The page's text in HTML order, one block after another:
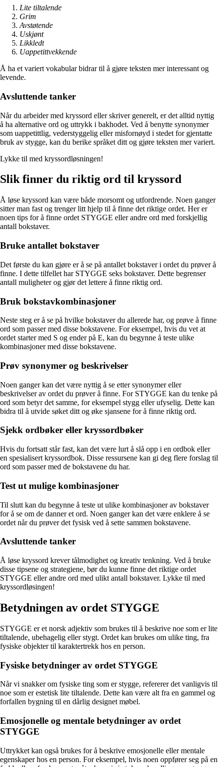
Lite tiltalende
Grim
Avstøtende
Uskjønt
Likkledt
Uappetittvekkende
Å ha et variert vokabular bidrar til å gjøre teksten mer interessant og
levende.
Avsluttende tanker
Når du arbeider med kryssord eller skriver generelt, er det alltid nyttig
å ha alternative ord og uttrykk i bakhodet. Ved å benytte synonymer
som uappetittlig, vederstyggelig eller misfornøyd i stedet for gjentatte
bruk av stygge, kan du berike språket ditt og gjøre teksten mer variert.
Lykke til med kryssordløsningen!
Slik finner du riktig ord til kryssord
Å løse kryssord kan være både morsomt og utfordrende. Noen ganger
sitter man fast og trenger litt hjelp til å finne det riktige ordet. Her er
noen tips for å finne ordet STYGGE eller andre ord med forskjellig
antall bokstaver.
Bruke antallet bokstaver
Det første du kan gjøre er å se på antallet bokstaver i ordet du prøver å
finne. I dette tilfellet har STYGGE seks bokstaver. Dette begrenser
antall muligheter og gjør det lettere å finne riktig ord.
Bruk bokstavkombinasjoner
Neste steg er å se på hvilke bokstaver du allerede har, og prøve å finne
ord som passer med disse bokstavene. For eksempel, hvis du vet at
ordet starter med S og ender på E, kan du begynne å teste ulike
kombinasjoner med disse bokstavene.
Prøv synonymer og beskrivelser
Noen ganger kan det være nyttig å se etter synonymer eller
beskrivelser av ordet du prøver å finne. For STYGGE kan du tenke på
ord som betyr det samme, for eksempel stygg eller ufyselig. Dette kan
bidra til å utvide søket ditt og øke sjansene for å finne riktig ord.
Sjekk ordbøker eller kryssordbøker
Hvis du fortsatt står fast, kan det være lurt å slå opp i en ordbok eller
en spesialisert kryssordbok. Disse ressursene kan gi deg flere forslag til
ord som passer med de bokstavene du har.
Test ut mulige kombinasjoner
Til slutt kan du begynne å teste ut ulike kombinasjoner av bokstaver
for å se om de danner et ord. Noen ganger kan det være enklere å se
ordet når du prøver det fysisk ved å sette sammen bokstavene.
Avsluttende tanker
Å løse kryssord krever tålmodighet og kreativ tenkning. Ved å bruke
disse tipsene og strategiene, bør du kunne finne det riktige ordet
STYGGE eller andre ord med ulikt antall bokstaver. Lykke til med
kryssordløsingen!
Betydningen av ordet STYGGE
STYGGE er et norsk adjektiv som brukes til å beskrive noe som er lite
tiltalende, ubehagelig eller stygt. Ordet kan brukes om ulike ting, fra
fysiske objekter til karaktertrekk hos en person.
Fysiske betydninger av ordet STYGGE
Når vi snakker om fysiske ting som er stygge, refererer det vanligvis til
noe som er estetisk lite tiltalende. Dette kan være alt fra en gammel og
forfallen bygning til en dårlig designet møbel.
Emosjonelle og mentale betydninger av ordet
STYGGE
Uttrykket kan også brukes for å beskrive emosjonelle eller mentale
egenskaper hos en person. For eksempel, hvis noen oppfører seg på en